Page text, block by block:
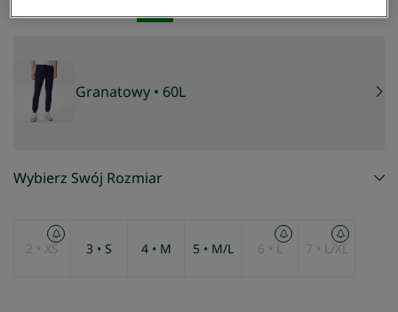
Granatowy • 60L
Wybierz Swój Rozmiar
2 • XS 3 • S 4 • M 5 • M/L 6 • L 7 • L/XL